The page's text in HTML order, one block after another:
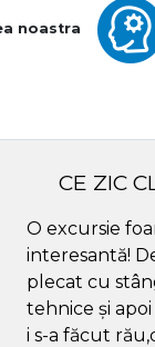
noastra
CE ZIC
O excursie
interesantă!
plecat cu
tehnice și
i s-a făcut